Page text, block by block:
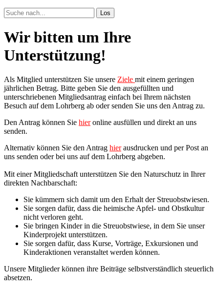
Los
Wir bitten um Ihre
Unterstützung!
Als Mitglied unterstützen Sie unsere Ziele mit einem geringen
jährlichen Betrag. Bitte geben Sie den ausgefüllten und
unterschriebenen Mitgliedsantrag einfach bei Ihrem nächsten
Besuch auf dem Lohrberg ab oder senden Sie uns den Antrag zu.
Den Antrag können Sie hieronline ausfüllen und direkt an uns
senden.
Alternativ können Sie den Antrag hierausdrucken und per Post an
uns senden oder bei uns auf dem Lohrberg abgeben.
Mit einer Mitgliedschaft unterstützen Sie den Naturschutz in Ihrer
direkten Nachbarschaft:
Sie kümmern sich damit um den Erhalt der Streuobstwiesen.
Sie sorgen dafür, dass die heimische Apfel- und Obstkultur
nicht verloren geht.
Sie bringen Kinder in die Streuobstwiese, in dem Sie unser
Kinderprojekt unterstützen.
Sie sorgen dafür, dass Kurse, Vorträge, Exkursionen und
Kinderaktionen veranstaltet werden können.
Unsere Mitglieder können ihre Beiträge selbstverständlich steuerlich
absetzen.